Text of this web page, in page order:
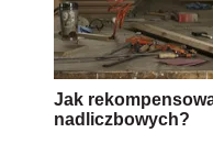
Jak
nadliczbowych?